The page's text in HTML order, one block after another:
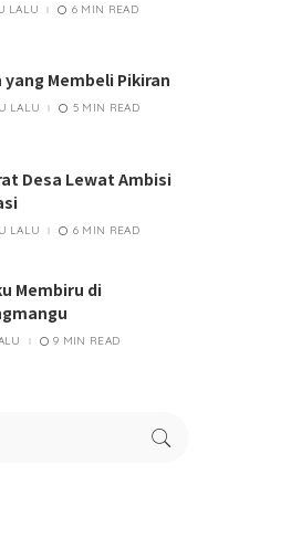
LALU 6 MIN READ
yang Membeli Pikiran
LALU 5 MIN READ
Desa Lewat Ambisi
LALU 6 MIN READ
Membiru di
9 MIN READ